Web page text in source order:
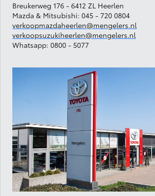
Breukerweg 176 - 6412 ZL Heerlen
Mazda & Mitsubishi: 045 - 720 0804
verkoopmazdaheerlen@mengelers.nl
verkoopsuzukiheerlen@mengelers.nl
Whatsapp: 0800 - 5077